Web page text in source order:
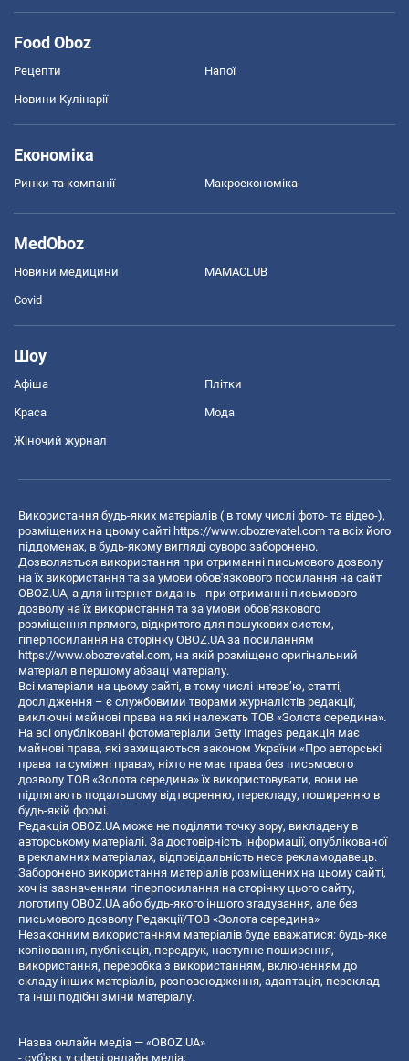
Food Oboz
Рецепти Напої
Новини Кулінарії
Економіка
Ринки та компанії Макроекономіка
MedOboz
Новини медицини MAMACLUB
Covid
Шоу
Афіша Плітки
Краса Мода
Жіночий журнал
Використання будь-яких матеріалів ( в тому числі фото- та відео-),
розміщених на цьому сайті https://www.obozrevatel.com та всіх його
піддоменах, в будь-якому вигляді суворо заборонено.
Дозволяється використання при отриманні письмового дозволу
на їх використання та за умови обов'язкового посилання на сайт
OBOZ.UA, а для інтернет-видань - при отриманні письмового
дозволу на їх використання та за умови обов'язкового
розміщення прямого, відкритого для пошукових систем,
гіперпосилання на сторінку OBOZ.UA за посиланням
https://www.obozrevatel.com, на якій розміщено оригінальний
матеріал в першому абзаці матеріалу.
Всі матеріали на цьому сайті, в тому числі інтерв’ю, статті,
дослідження – є службовими творами журналістів редакції,
виключні майнові права на які належать ТОВ «Золота середина».
На всі опубліковані фотоматеріали Getty Images редакція має
майнові права, які захищаються законом України «Про авторські
права та суміжні права», ніхто не має права без письмового
дозволу ТОВ «Золота середина» їх використовувати, вони не
підлягають подальшому відтворенню, перекладу, поширенню в
будь-якій формі.
Редакція OBOZ.UA може не поділяти точку зору, викладену в
авторському матеріалі. За достовірність інформації, опублікованої
в рекламних матеріалах, відповідальність несе рекламодавець.
Заборонено використання матеріалів розміщених на цьому сайті,
хоч із зазначенням гіперпосилання на сторінку цього сайту,
логотипу OBOZ.UA або будь-якого іншого згадування, але без
письмового дозволу Редакції/ТОВ «Золота середина»
Незаконним використанням матеріалів буде вважатися: будь-яке
копiювання, публiкацiя, передрук, наступне поширення,
використання, переробка з використанням, включенням до
складу інших матеріалів, розповсюдження, адаптація, переклад
та інші подібні зміни матеріалу.
Назва онлайн медіа — «OBOZ.UA»
- суб'єкт у сфері онлайн медіа;